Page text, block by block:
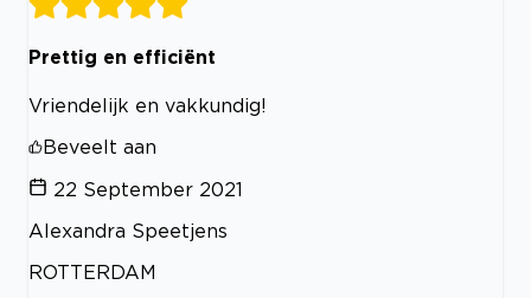
Prettig en efficiënt
Vriendelijk en vakkundig!
Beveelt aan
22 September 2021
Alexandra Speetjens
ROTTERDAM